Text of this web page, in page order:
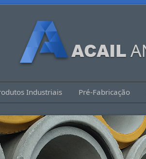
Industriais Pré-Fabricação